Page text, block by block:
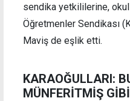
sendika yetkililerine,
Öğretmenler Sendikası
Maviş de eşlik etti.
KARAOĞULLARI:
MÜNFERİTMİŞ